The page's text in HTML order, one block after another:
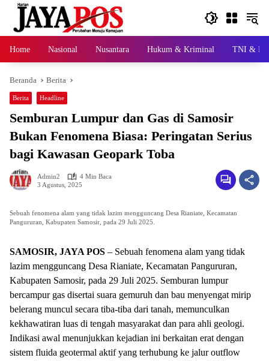
Langsung
konten
Home Nasional Nusantara Hukum & Kriminal TNI &
Beranda Berita
Berita Headline
Semburan Lumpur dan Gas di Samosir
Bukan Fenomena Biasa: Peringatan Serius
bagi Kawasan Geopark Toba
Admin2
4 Min Baca
3 Agustus, 2025
Sebuah fenomena alam yang tidak lazim mengguncang Desa Rianiate, Kecamatan
Pangururan, Kabupaten Samosir, pada 29 Juli 2025.
SAMOSIR, JAYA POS – Sebuah fenomena alam yang tidak
lazim mengguncang Desa Rianiate, Kecamatan Pangururan,
Kabupaten Samosir, pada 29 Juli 2025. Semburan lumpur
bercampur gas disertai suara gemuruh dan bau menyengat mirip
belerang muncul secara tiba-tiba dari tanah, memunculkan
kekhawatiran luas di tengah masyarakat dan para ahli geologi.
Indikasi awal menunjukkan kejadian ini berkaitan erat dengan
sistem fluida geotermal aktif yang terhubung ke jalur outflow